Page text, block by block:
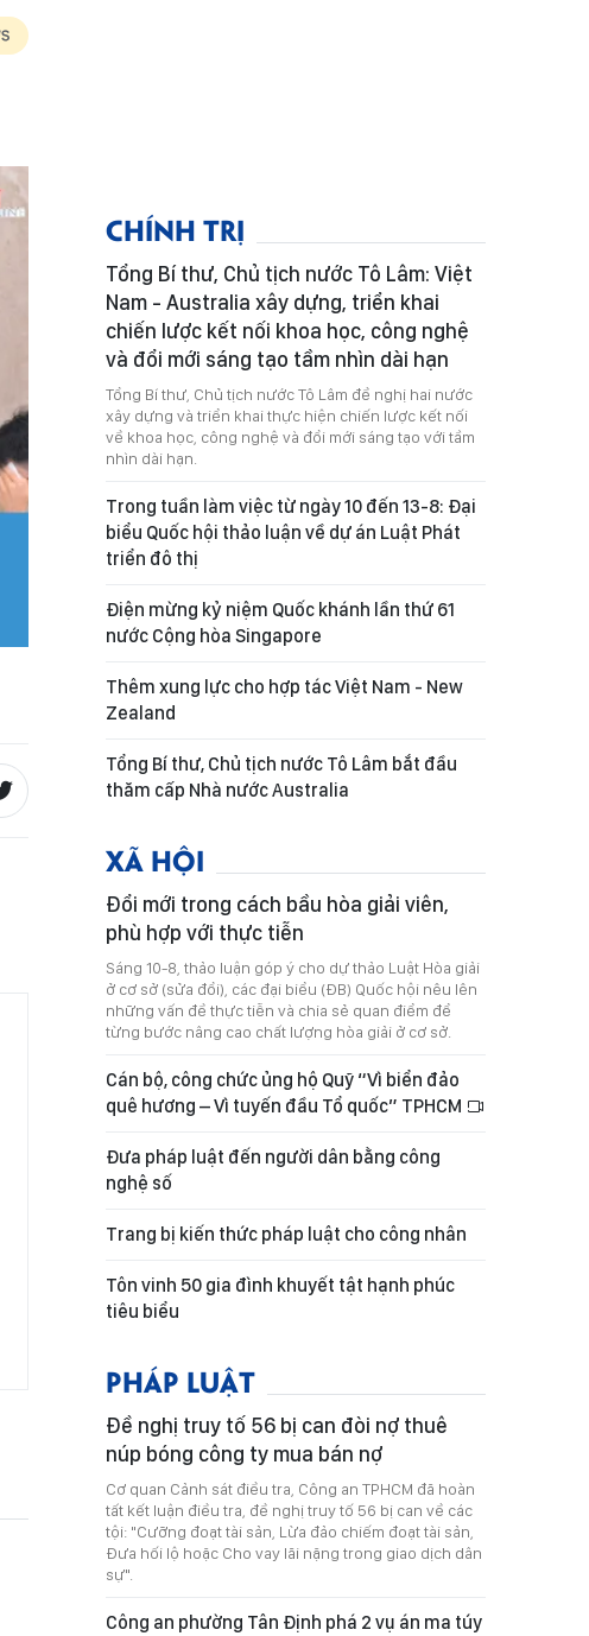
CHÍNH TRỊ
Tổng Bí thư, Chủ tịch nước Tô Lâm: Việt
Nam - Australia xây dựng, triển khai
chiến lược kết nối khoa học, công nghệ
và đổi mới sáng tạo tầm nhìn dài hạn
Tổng Bí thư, Chủ tịch nước Tô Lâm đề nghị hai nước
xây dựng và triển khai thực hiện chiến lược kết nối
về khoa học, công nghệ và đổi mới sáng tạo với tầm
nhìn dài hạn.
Trong tuần làm việc từ ngày 10 đến 13-8: Đại
biểu Quốc hội thảo luận về dự án Luật Phát
triển đô thị
Điện mừng kỷ niệm Quốc khánh lần thứ 61
nước Cộng hòa Singapore
Thêm xung lực cho hợp tác Việt Nam - New
Zealand
Tổng Bí thư, Chủ tịch nước Tô Lâm bắt đầu
thăm cấp Nhà nước Australia
XÃ HỘI
Đổi mới trong cách bầu hòa giải viên,
phù hợp với thực tiễn
Sáng 10-8, thảo luận góp ý cho dự thảo Luật Hòa giải
ở cơ sở (sửa đổi), các đại biểu (ĐB) Quốc hội nêu lên
những vấn đề thực tiễn và chia sẻ quan điểm để
từng bước nâng cao chất lượng hòa giải ở cơ sở.
Cán bộ, công chức ủng hộ Quỹ “Vì biển đảo
quê hương – Vì tuyến đầu Tổ quốc” TPHCM
Đưa pháp luật đến người dân bằng công
nghệ số
Trang bị kiến thức pháp luật cho công nhân
Tôn vinh 50 gia đình khuyết tật hạnh phúc
tiêu biểu
PHÁP LUẬT
Đề nghị truy tố 56 bị can đòi nợ thuê
núp bóng công ty mua bán nợ
Cơ quan Cảnh sát điều tra, Công an TPHCM đã hoàn
tất kết luận điều tra, đề nghị truy tố 56 bị can về các
tội: "Cưỡng đoạt tài sản, Lừa đảo chiếm đoạt tài sản,
Đưa hối lộ hoặc Cho vay lãi nặng trong giao dịch dân
sự".
Công an phường Tân Định phá 2 vụ án ma túy